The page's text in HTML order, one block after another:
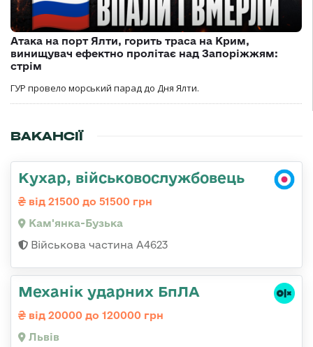
Атака на порт Ялти, горить траса на Крим,
винищувач ефектно пролітає над Запоріжжям:
стрім
ГУР провело морський парад до Дня Ялти.
ВАКАНСІЇ
Кухар, військовослужбовець
від 21500 до 51500 грн
Кам'янка-Бузька
Військова частина А4623
Механік ударних БпЛА
від 20000 до 120000 грн
Львів